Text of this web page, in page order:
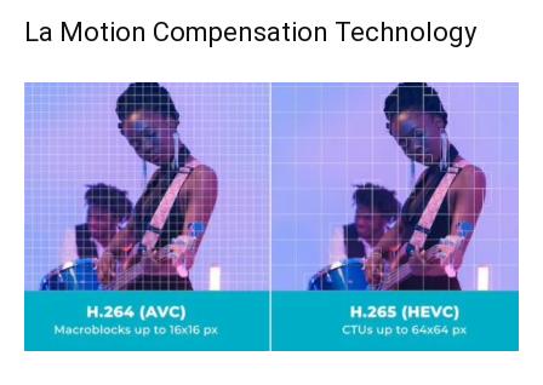
La Motion Compensation Technology